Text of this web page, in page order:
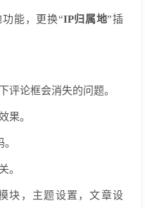
能，更换“IP归属地”插
评论框会消失的问题。
果。
。
块，主题设置，文章设